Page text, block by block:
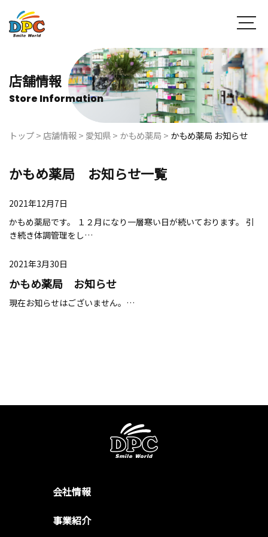
店舗情報
Store Information
トップ> 店舗情報> 愛知県> かもめ薬局 > かもめ薬局 お知らせ
かもめ薬局 お知らせ一覧
2021年12月7日
かもめ薬局です。 １２月になり一層寒い日が続いております。 引
き続き体調管理をし…
2021年3月30日
かもめ薬局 お知らせ
現在お知らせはございません。…
会社情報
事業紹介